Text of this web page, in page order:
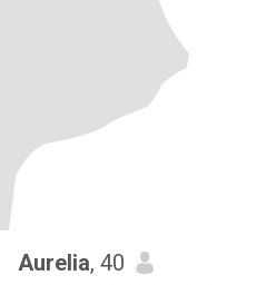
Aurelia, 40